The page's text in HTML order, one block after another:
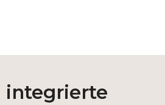
integrierte